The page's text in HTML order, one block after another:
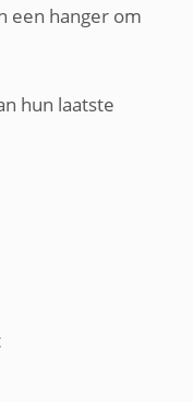
een hanger om
hun laatste